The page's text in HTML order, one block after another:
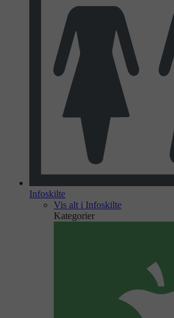
Infoskilte
Vis alt i Infoskilte
Kategorier